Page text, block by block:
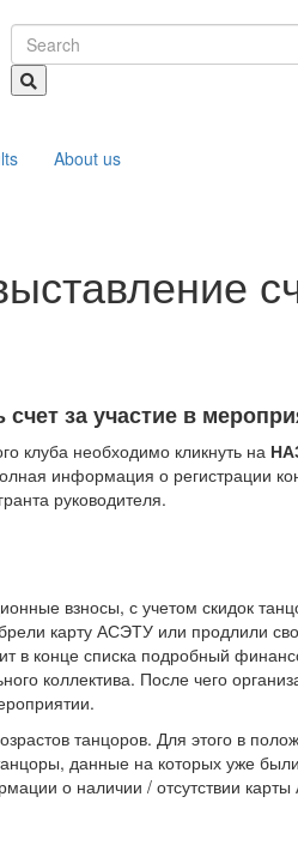
About us
за участие в
клуба необходимо кликнуть на
информация о регистрации
руководителя.
взносы, с учетом скидок
карту АСЭТУ или продлили
в конце списка подробный
коллектива. После чего
танцоров. Для этого в
данные на которых уже
о наличии / отсутствии